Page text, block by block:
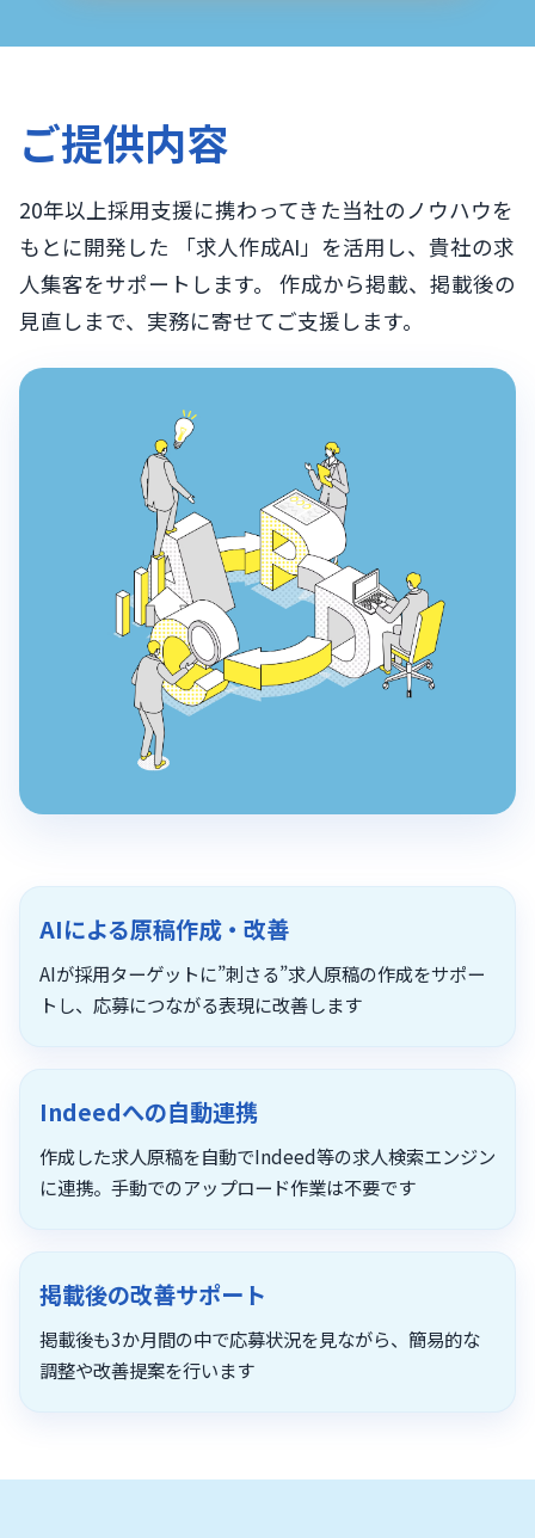
ご提供内容
20年以上採用支援に携わってきた当社のノウハウを
もとに開発した 「求人作成AI」を活用し、貴社の求
人集客をサポートします。 作成から掲載、掲載後の
見直しまで、実務に寄せてご支援します。
AIによる原稿作成・改善
AIが採用ターゲットに”刺さる”求人原稿の作成をサポー
トし、応募につながる表現に改善します
Indeedへの自動連携
作成した求人原稿を自動でIndeed等の求人検索エンジン
に連携。手動でのアップロード作業は不要です
掲載後の改善サポート
掲載後も3か月間の中で応募状況を見ながら、簡易的な
調整や改善提案を行います